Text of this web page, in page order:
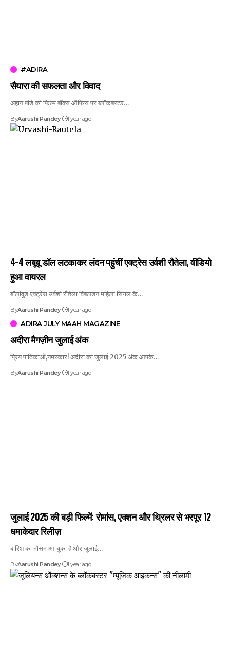
#ADIRA
सैयारा की सफलता और विवाद
अहान पांडे की फिल्म बॉक्स ऑफिस पर ब्लॉकबस्टर…
ByAarushi Pandey 1 year ago
4-4 लबूबू डॉल लटकाकर लंदन पहुंचीं एक्ट्रेस उर्वशी रौतेला, वीडियो
हुआ वायरल
बॉलीवुड एक्ट्रेस उर्वशी रौतेला विंबलडन महिला सिंगल के…
ByAarushi Pandey 1 year ago
ADIRA JULY MAAH MAGAZINE
अदीरा मैगज़ीन जुलाई अंक
प्रिय पाठिकाओं,नमस्कार! अदीरा का जुलाई 2025 अंक आपके…
ByAarushi Pandey 1 year ago
जुलाई 2025 की बड़ी फिल्में: रोमांस, एक्शन और थ्रिलर से भरपूर 12
धमाकेदार रिलीज़
बारिश का मौसम आ चुका है और जुलाई…
ByAarushi Pandey 1 year ago